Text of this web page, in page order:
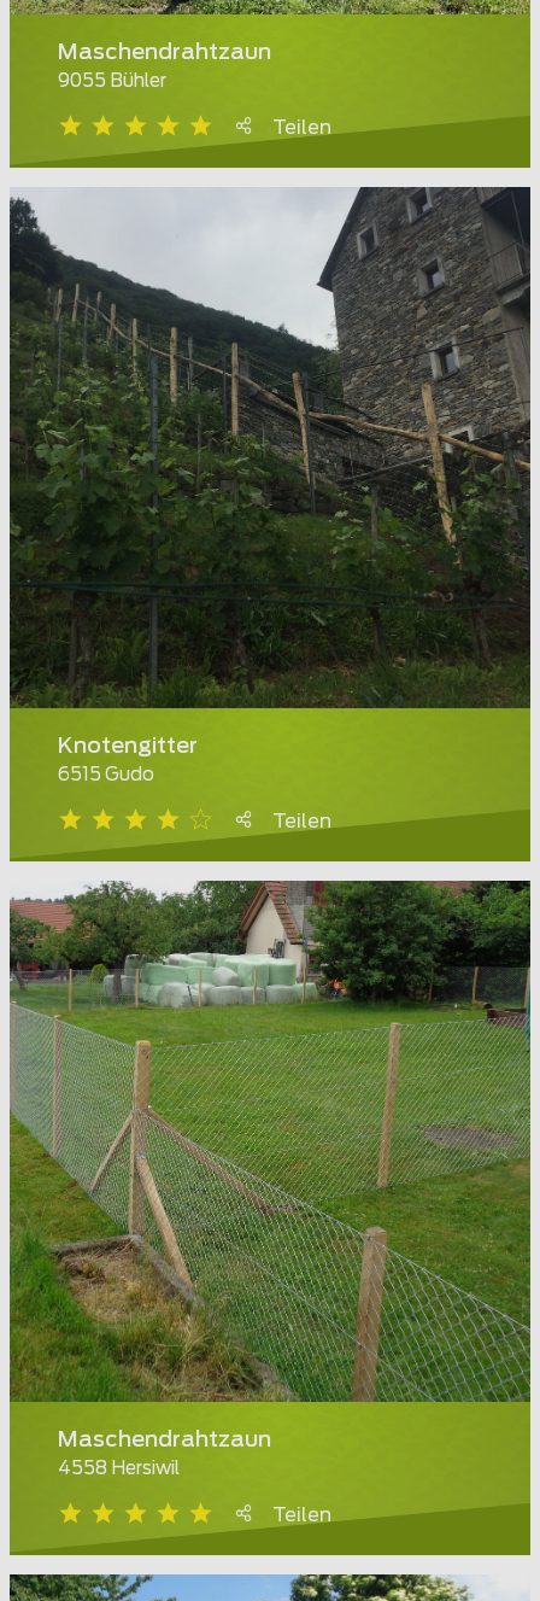
Maschendrahtzaun
9055 Bühler
Teilen
Knotengitter
6515 Gudo
Teilen
Maschendrahtzaun
4558 Hersiwil
Teilen